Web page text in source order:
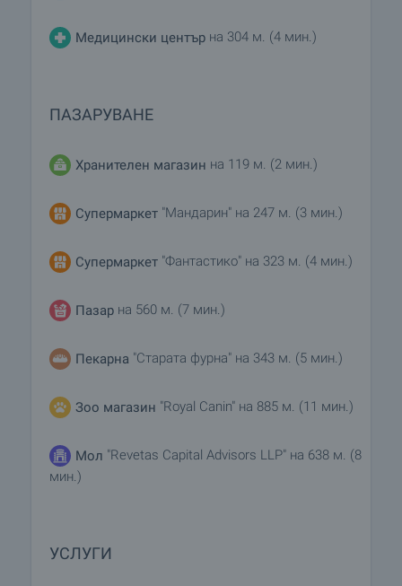
Медицински център на 304 м. (4 мин.)
ПАЗАРУВАНЕ
Хранителен магазин на 119 м. (2 мин.)
Супермаркет "Мандарин" на 247 м. (3 мин.)
Супермаркет "Фантастико" на 323 м. (4 мин.)
Пазар на 560 м. (7 мин.)
Пекарна "Старата фурна" на 343 м. (5 мин.)
Зоо магазин "Royal Canin" на 885 м. (11 мин.)
Мол "Revetas Capital Advisors LLP" на 638 м. (8
мин.)
УСЛУГИ